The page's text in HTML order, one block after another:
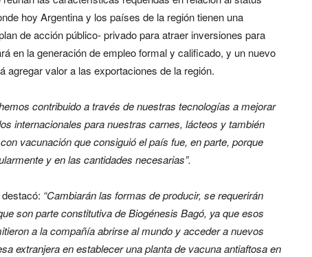
hoy Argentina y los países de la región tienen una
de acción público- privado para atraer inversiones para
en la generación de empleo formal y calificado, y un nuevo
valor a las exportaciones de la región.
contribuido a través de nuestras tecnologías a mejorar
internacionales para nuestras carnes, lácteos y también
vacunación que consiguió el país fue, en parte, porque
y en las cantidades necesarias”.
“Cambiarán las formas de producir, se requerirán
son parte constitutiva de Biogénesis Bagó, ya que esos
a la compañía abrirse al mundo y acceder a nuevos
extranjera en establecer una planta de vacuna antiaftosa en